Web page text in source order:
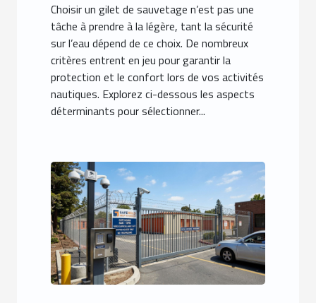
Choisir un gilet de sauvetage n’est pas une
tâche à prendre à la légère, tant la sécurité
sur l’eau dépend de ce choix. De nombreux
critères entrent en jeu pour garantir la
protection et le confort lors de vos activités
nautiques. Explorez ci-dessous les aspects
déterminants pour sélectionner...